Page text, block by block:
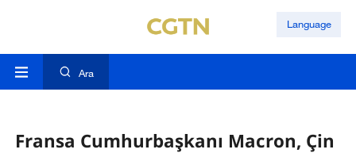
Language
Ara
Fransa Cumhurbaşkanı Macron, Çin